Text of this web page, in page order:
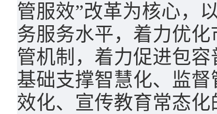
管服效”改革为核心，
务服务水平，着力优
管机制，着力促进包
基础支撑智慧化、监
效化、宣传教育常态